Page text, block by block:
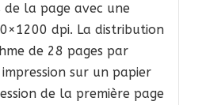
de la page avec une
dpi. La distribution
de 28 pages par
sur un papier
de la première page